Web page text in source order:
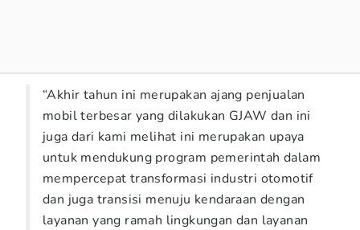
“Akhir tahun ini merupakan ajang penjualan
mobil terbesar yang dilakukan GJAW dan ini
juga dari kami melihat ini merupakan upaya
untuk mendukung program pemerintah dalam
mempercepat transformasi industri otomotif
dan juga transisi menuju kendaraan dengan
layanan yang ramah lingkungan dan layanan